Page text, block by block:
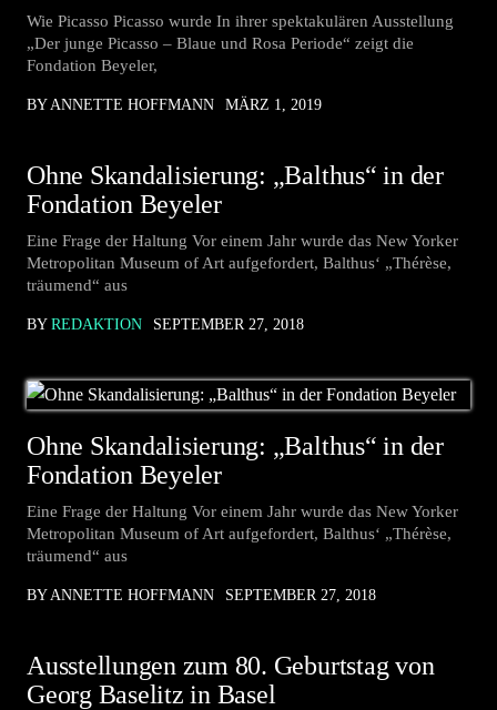
Wie Picasso Picasso wurde In ihrer spektakulären Ausstellung
„Der junge Picasso – Blaue und Rosa Periode“ zeigt die
Fondation Beyeler,
BY ANNETTE HOFFMANN MÄRZ 1, 2019
Ohne Skandalisierung: „Balthus“ in der
Fondation Beyeler
Eine Frage der Haltung Vor einem Jahr wurde das New Yorker
Metropolitan Museum of Art aufgefordert, Balthus‘ „Thérèse,
träumend“ aus
BY REDAKTION SEPTEMBER 27, 2018
Ohne Skandalisierung: „Balthus“ in der
Fondation Beyeler
Eine Frage der Haltung Vor einem Jahr wurde das New Yorker
Metropolitan Museum of Art aufgefordert, Balthus‘ „Thérèse,
träumend“ aus
BY ANNETTE HOFFMANN SEPTEMBER 27, 2018
Ausstellungen zum 80. Geburtstag von
Georg Baselitz in Basel